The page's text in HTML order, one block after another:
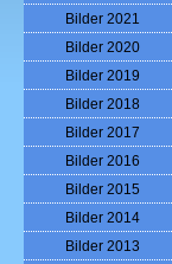
Bilder 2021
Bilder 2020
Bilder 2019
Bilder 2018
Bilder 2017
Bilder 2016
Bilder 2015
Bilder 2014
Bilder 2013